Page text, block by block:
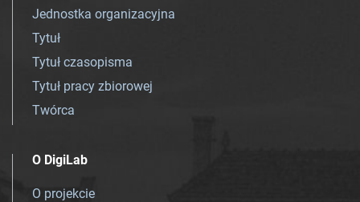
Jednostka organizacyjna
Tytuł
Tytuł czasopisma
Tytuł pracy zbiorowej
Twórca
O DigiLab
O projekcie